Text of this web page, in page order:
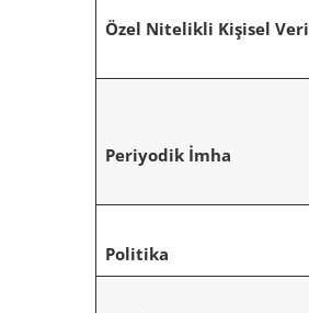
Özel Nitelikli Kişisel Veri
Periyodik İmha
Politika